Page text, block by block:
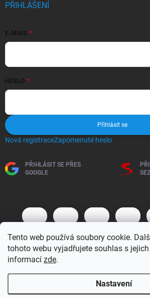
Tento web používá soubory cookie.
tohoto webu vyjadřujete souhlas s
informací zde.
Nastavení
PŘIHLÁŠENÍ
E-MAIL
HESLO
Přihlásit se
Nová registraceZapomenuté heslo
PŘIHLÁSIT SE PŘES
GOOGLE
Copyright 2026BM MOTO s.r.o.. Všechna
nastavení cookies